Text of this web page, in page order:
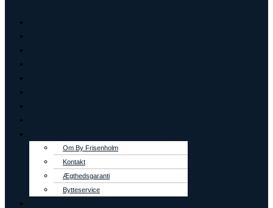
Om By Frisenholm
Kontakt
Ægthedsgaranti
Bytteservice